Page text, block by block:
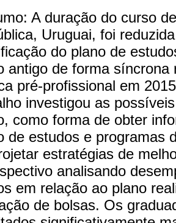
A duração do curso
Uruguai, foi
do plano de
antigo de forma
pré-profissional em
investigou as
como forma de obter
de estudos e programas
estratégias de
analisando
em relação ao plano
de bolsas. Os